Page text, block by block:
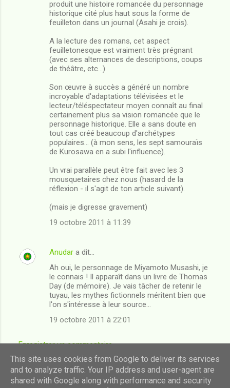
produit une histoire romancée du personnage
historique cité plus haut sous la forme de
feuilleton dans un journal (Asahi je crois).
A la lecture des romans, cet aspect
feuilletonesque est vraiment très prégnant
(avec ses alternances de descriptions, coups
de théâtre, etc...)
Son œuvre à succès a généré un nombre
incroyable d'adaptations télévisées et le
lecteur/téléspectateur moyen connaît au final
certainement plus sa vision romancée que le
personnage historique. Elle a sans doute en
tout cas créé beaucoup d'archétypes
populaires... (à mon sens, les sept samouraïs
de Kurosawa en a subi l'influence).
Un vrai parallèle peut être fait avec les 3
mousquetaires chez nous (hasard de la
réflexion - il s'agit de ton article suivant).
(mais je digresse gravement)
19 octobre 2011 à 11:39
Anudar a dit…
Ah oui, le personnage de Miyamoto Musashi, je
le connais ! Il apparaît dans un livre de Thomas
Day (de mémoire). Je vais tâcher de retenir le
tuyau, les mythes fictionnels méritent bien que
l'on s'intéresse à leur source...
19 octobre 2011 à 22:01
Enregistrer un commentaire
This site uses cookies from Google to deliver its services
and to analyze traffic. Your IP address and user-agent are
shared with Google along with performance and security